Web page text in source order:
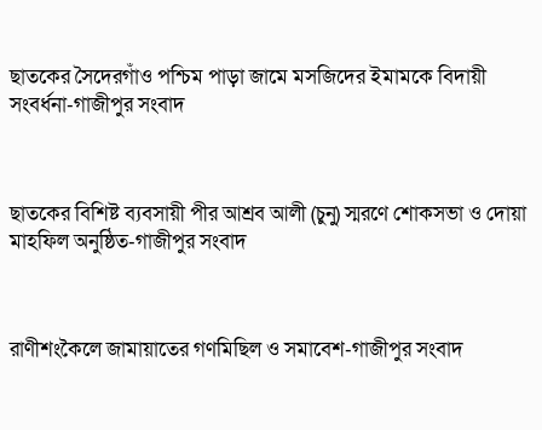
ছাতকের সৈদেরগাঁও পশ্চিম পাড়া জামে মসজিদের ইমামকে বিদায়ী
সংবর্ধনা-গাজীপুর সংবাদ
ছাতকের বিশিষ্ট ব্যবসায়ী পীর আশ্রব আলী (চুনু) স্মরণে শোকসভা ও দোয়া
মাহফিল অনুষ্ঠিত-গাজীপুর সংবাদ
রাণীশংকৈলে জামায়াতের গণমিছিল ও সমাবেশ-গাজীপুর সংবাদ